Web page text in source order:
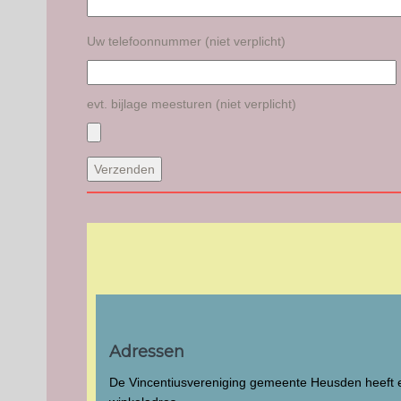
Uw telefoonnummer (niet verplicht)
evt. bijlage meesturen (niet verplicht)
Adressen
De Vincentiusvereniging gemeente Heusden